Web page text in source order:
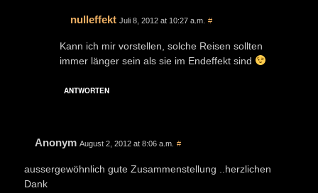
nulleffekt Juli 8, 2012 at 10:27 a.m. #
Kann ich mir vorstellen, solche Reisen sollten
immer länger sein als sie im Endeffekt sind
ANTWORTEN
Anonym August 2, 2012 at 8:06 a.m. #
aussergewöhnlich gute Zusammenstellung ..herzlichen
Dank